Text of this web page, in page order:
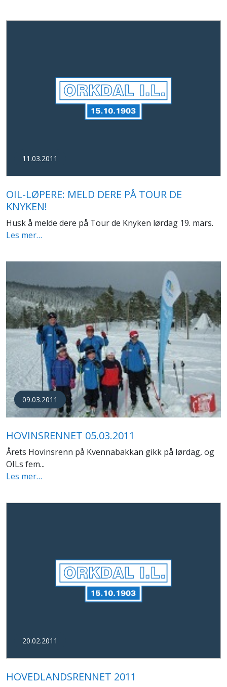
11.03.2011
OIL-LØPERE: MELD DERE PÅ TOUR DE
KNYKEN!
Husk å melde dere på Tour de Knyken lørdag 19. mars.
Les mer…
09.03.2011
HOVINSRENNET 05.03.2011
Årets Hovinsrenn på Kvennabakkan gikk på lørdag, og
OILs fem...
Les mer…
20.02.2011
HOVEDLANDSRENNET 2011